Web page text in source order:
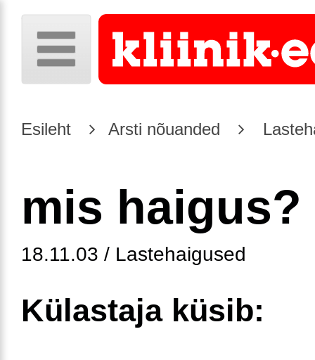
Esileht Arsti nõuanded
mis haigus?
18.11.03 / Lastehaigused
Külastaja küsib: